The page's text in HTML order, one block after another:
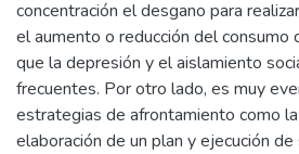
concentración el desgano para
el aumento o reducción del consumo
que la depresión y el aislamiento
frecuentes. Por otro lado, es muy
estrategias de afrontamiento como
elaboración de un plan y ejecución